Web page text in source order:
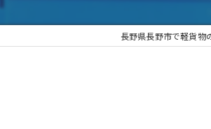
長野県長野市で軽貨物